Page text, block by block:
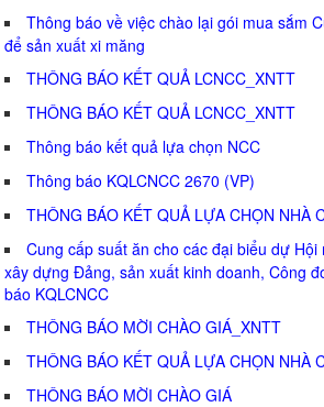
Thông báo về việc chào lại gói mua sắm
để sản xuất xi măng
THÔNG BÁO KẾT QUẢ LCNCC_XNTT
THÔNG BÁO KẾT QUẢ LCNCC_XNTT
Thông báo kết quả lựa chọn NCC
Thông báo KQLCNCC 2670 (VP)
THÔNG BÁO KẾT QUẢ LỰA CHỌN NHÀ
Cung cấp suất ăn cho các đại biểu dự
xây dựng Đảng, sản xuất kinh doanh, Công
báo KQLCNCC
THÔNG BÁO MỜI CHÀO GIÁ_XNTT
THÔNG BÁO KẾT QUẢ LỰA CHỌN NHÀ
THÔNG BÁO MỜI CHÀO GIÁ